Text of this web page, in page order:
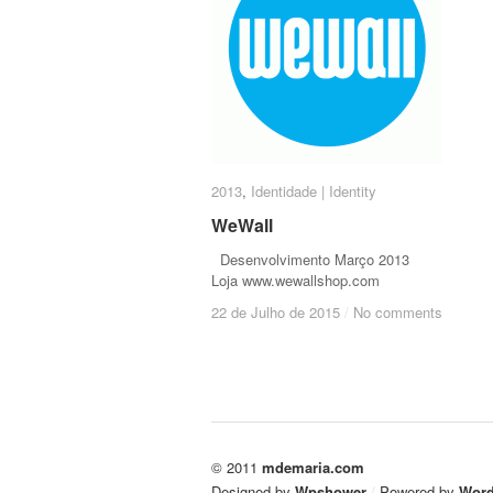
2013, Identidade | Identity
WeWall
Desenvolvimento Março 2013
Loja www.wewallshop.com
22 de Julho de 2015 / No comments
2013 Identidade | Identity
WeWall
22 de Julho de 2015 / No comments
© 2011 mdemaria.com